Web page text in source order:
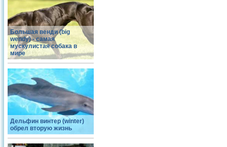
Большая венди (big
wendy) - самая
мускулистая собака в
мире
Дельфин винтер (winter)
обрел вторую жизнь